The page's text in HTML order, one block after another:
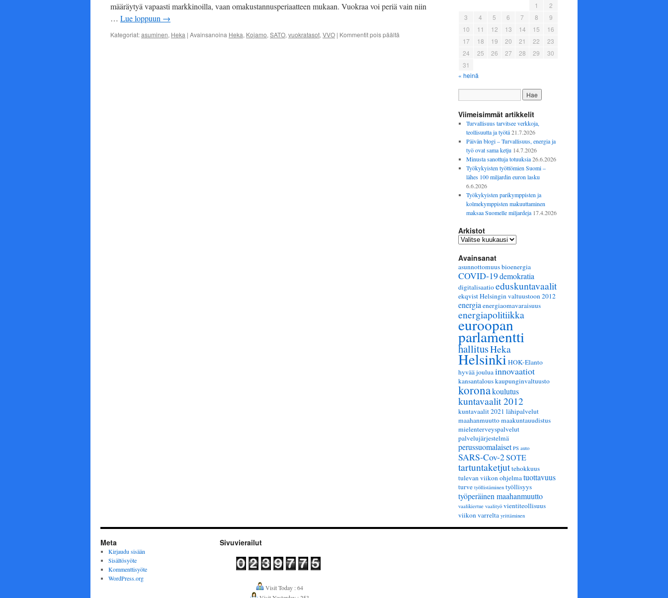
määräytyä vapaasti markkinoilla, vaan omakustannusperiaatteen mukaan. Vuokraa voi periä vain niin
… Lue loppuun →
Kategoriat:asuminen, Heka | Avainsanoina Heka, Kojamo, SATO, vuokratasot, VVO | Kommentit pois päältä
1
2
3
4 5 6 7 8
9
10
11 12 13 14 15
16
17
18 19 20 21 22
23
24
25 26 27 28 29
30
31
« heinä
Viimeisimmät artikkelit
Turvallisuus tarvitsee verkkoja,
teollisuutta ja työtä 21.7.2026
Päivän blogi – Turvallisuus, energia ja
työ ovat sama ketju 14.7.2026
Minusta sanottuja totuuksia 26.6.2026
Työkykyisten työttömien Suomi –
lähes 100 miljardin euron lasku
6.6.2026
Työkykyisten parikymppisten ja
kolmekymppisten makuuttaminen
maksaa Suomelle miljardeja 17.4.2026
Arkistot
Arkistot
Avainsanat
asunnottomuusbioenergia
COVID-19demokratia
digitalisaatioeduskuntavaalit
ekqvist Helsingin valtuustoon 2012
energia energiaomavaraisuus
energiapolitiikka
euroopan
parlamentti
hallitusHeka
HelsinkiHOK-Elanto
hyvää jouluainnovaatiot
kansantalouskaupunginvaltuusto
koronakoulutus
kuntavaalit 2012
kuntavaalit 2021 lähipalvelut
maahanmuuttomaakuntauudistus
mielenterveyspalvelut
palvelujärjestelmä
perussuomalaiset PS auto
SARS-Cov-2SOTE
tartuntaketjuttehokkuus
tulevan viikon ohjelmatuottavuus
turve työllistäminen työllisyys
työperäinen maahanmuutto
vaalikiertue vaalityö vientiteollisuus
viikon varrelta yrittäminen
Meta
Kirjaudu sisään
Sisältösyöte
Kommenttisyöte
WordPress.org
Sivuvierailut
Visit Today : 64